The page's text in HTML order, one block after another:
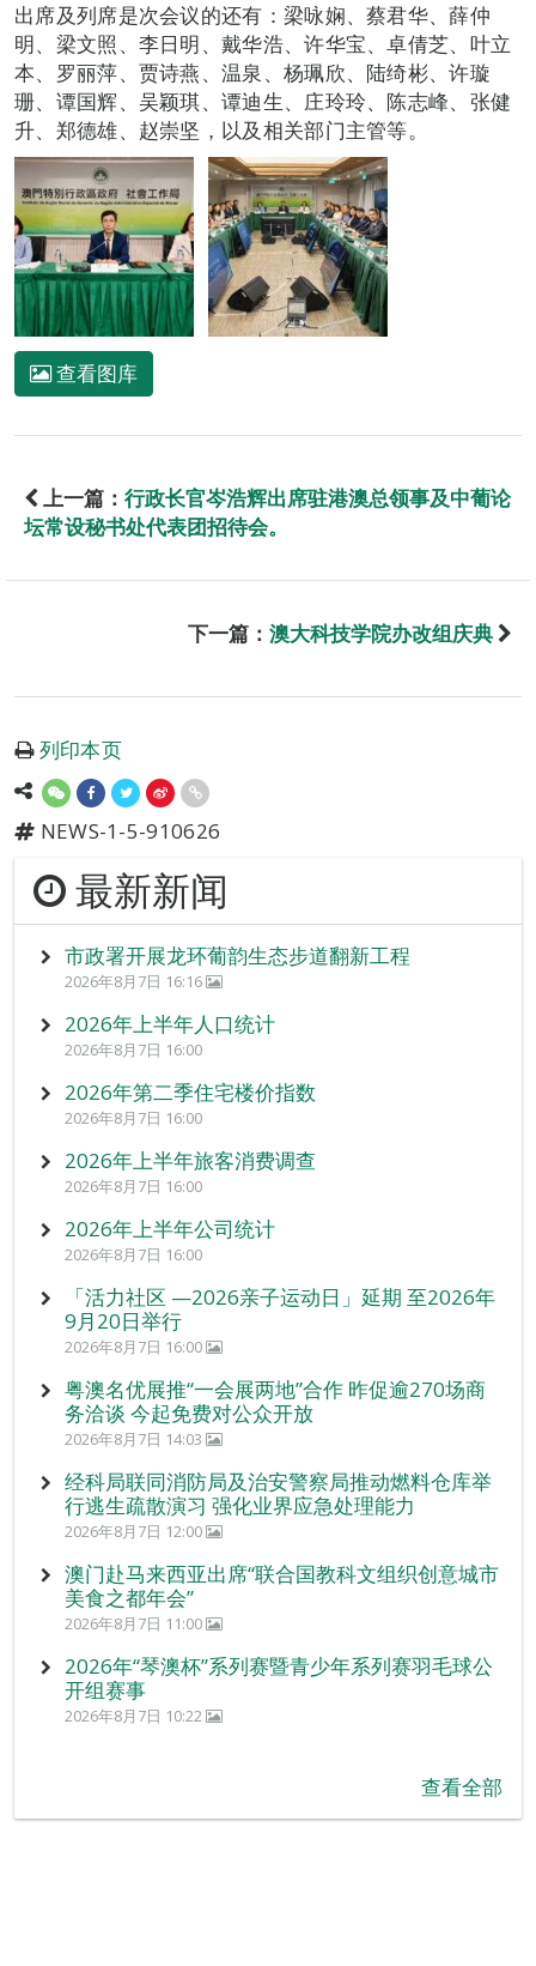
出席及列席是次会议的还有：梁咏娴、蔡君华、薛仲
明、梁文照、李日明、戴华浩、许华宝、卓倩芝、叶立
本、罗丽萍、贾诗燕、温泉、杨珮欣、陆绮彬、许璇
珊、谭国辉、吴颖琪、谭迪生、庄玲玲、陈志峰、张健
升、郑德雄、赵崇坚，以及相关部门主管等。
查看图库
上一篇： 行政长官岑浩辉出席驻港澳总领事及中葡论
坛常设秘书处代表团招待会。
下一篇： 澳大科技学院办改组庆典
列印本页
NEWS-1-5-910626
最新新闻
市政署开展龙环葡韵生态步道翻新工程
2026年8月7日 16:16
2026年上半年人口统计
2026年8月7日 16:00
2026年第二季住宅楼价指数
2026年8月7日 16:00
2026年上半年旅客消费调查
2026年8月7日 16:00
2026年上半年公司统计
2026年8月7日 16:00
「活力社区 —2026亲子运动日」延期 至2026年
9月20日举行
2026年8月7日 16:00
粤澳名优展推“一会展两地”合作 昨促逾270场商
务洽谈 今起免费对公众开放
2026年8月7日 14:03
经科局联同消防局及治安警察局推动燃料仓库举
行逃生疏散演习 强化业界应急处理能力
2026年8月7日 12:00
澳门赴马来西亚出席“联合国教科文组织创意城市
美食之都年会”
2026年8月7日 11:00
2026年“琴澳杯”系列赛暨青少年系列赛羽毛球公
开组赛事
2026年8月7日 10:22
查看全部